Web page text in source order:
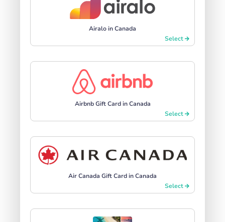
Airalo in Canada
Select
Airbnb Gift Card in Canada
Select
Air Canada Gift Card in Canada
Select